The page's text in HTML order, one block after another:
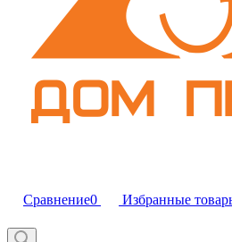
Сравнение0 Избранные